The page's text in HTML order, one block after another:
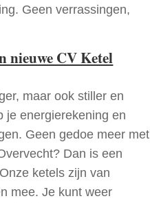
Geen verrassingen,
nieuwe CV Ketel
maar ook stiller en
je energierekening en
Geen gedoe meer met
Dan is een
ketels zijn van
mee. Je kunt weer